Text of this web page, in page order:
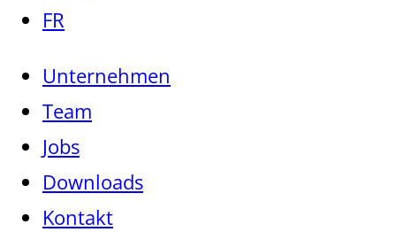
FR
Unternehmen
Team
Jobs
Downloads
Kontakt